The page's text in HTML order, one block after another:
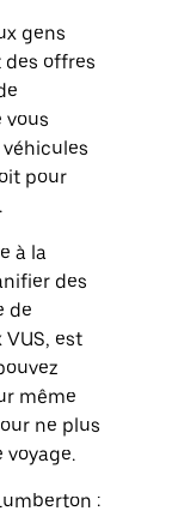
gens
offres
vous
pour
à la
des
de
est
même
ne plus
voyage.
: